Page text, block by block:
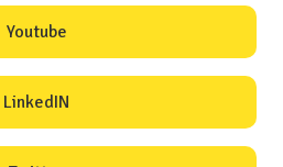
Youtube
LinkedIN